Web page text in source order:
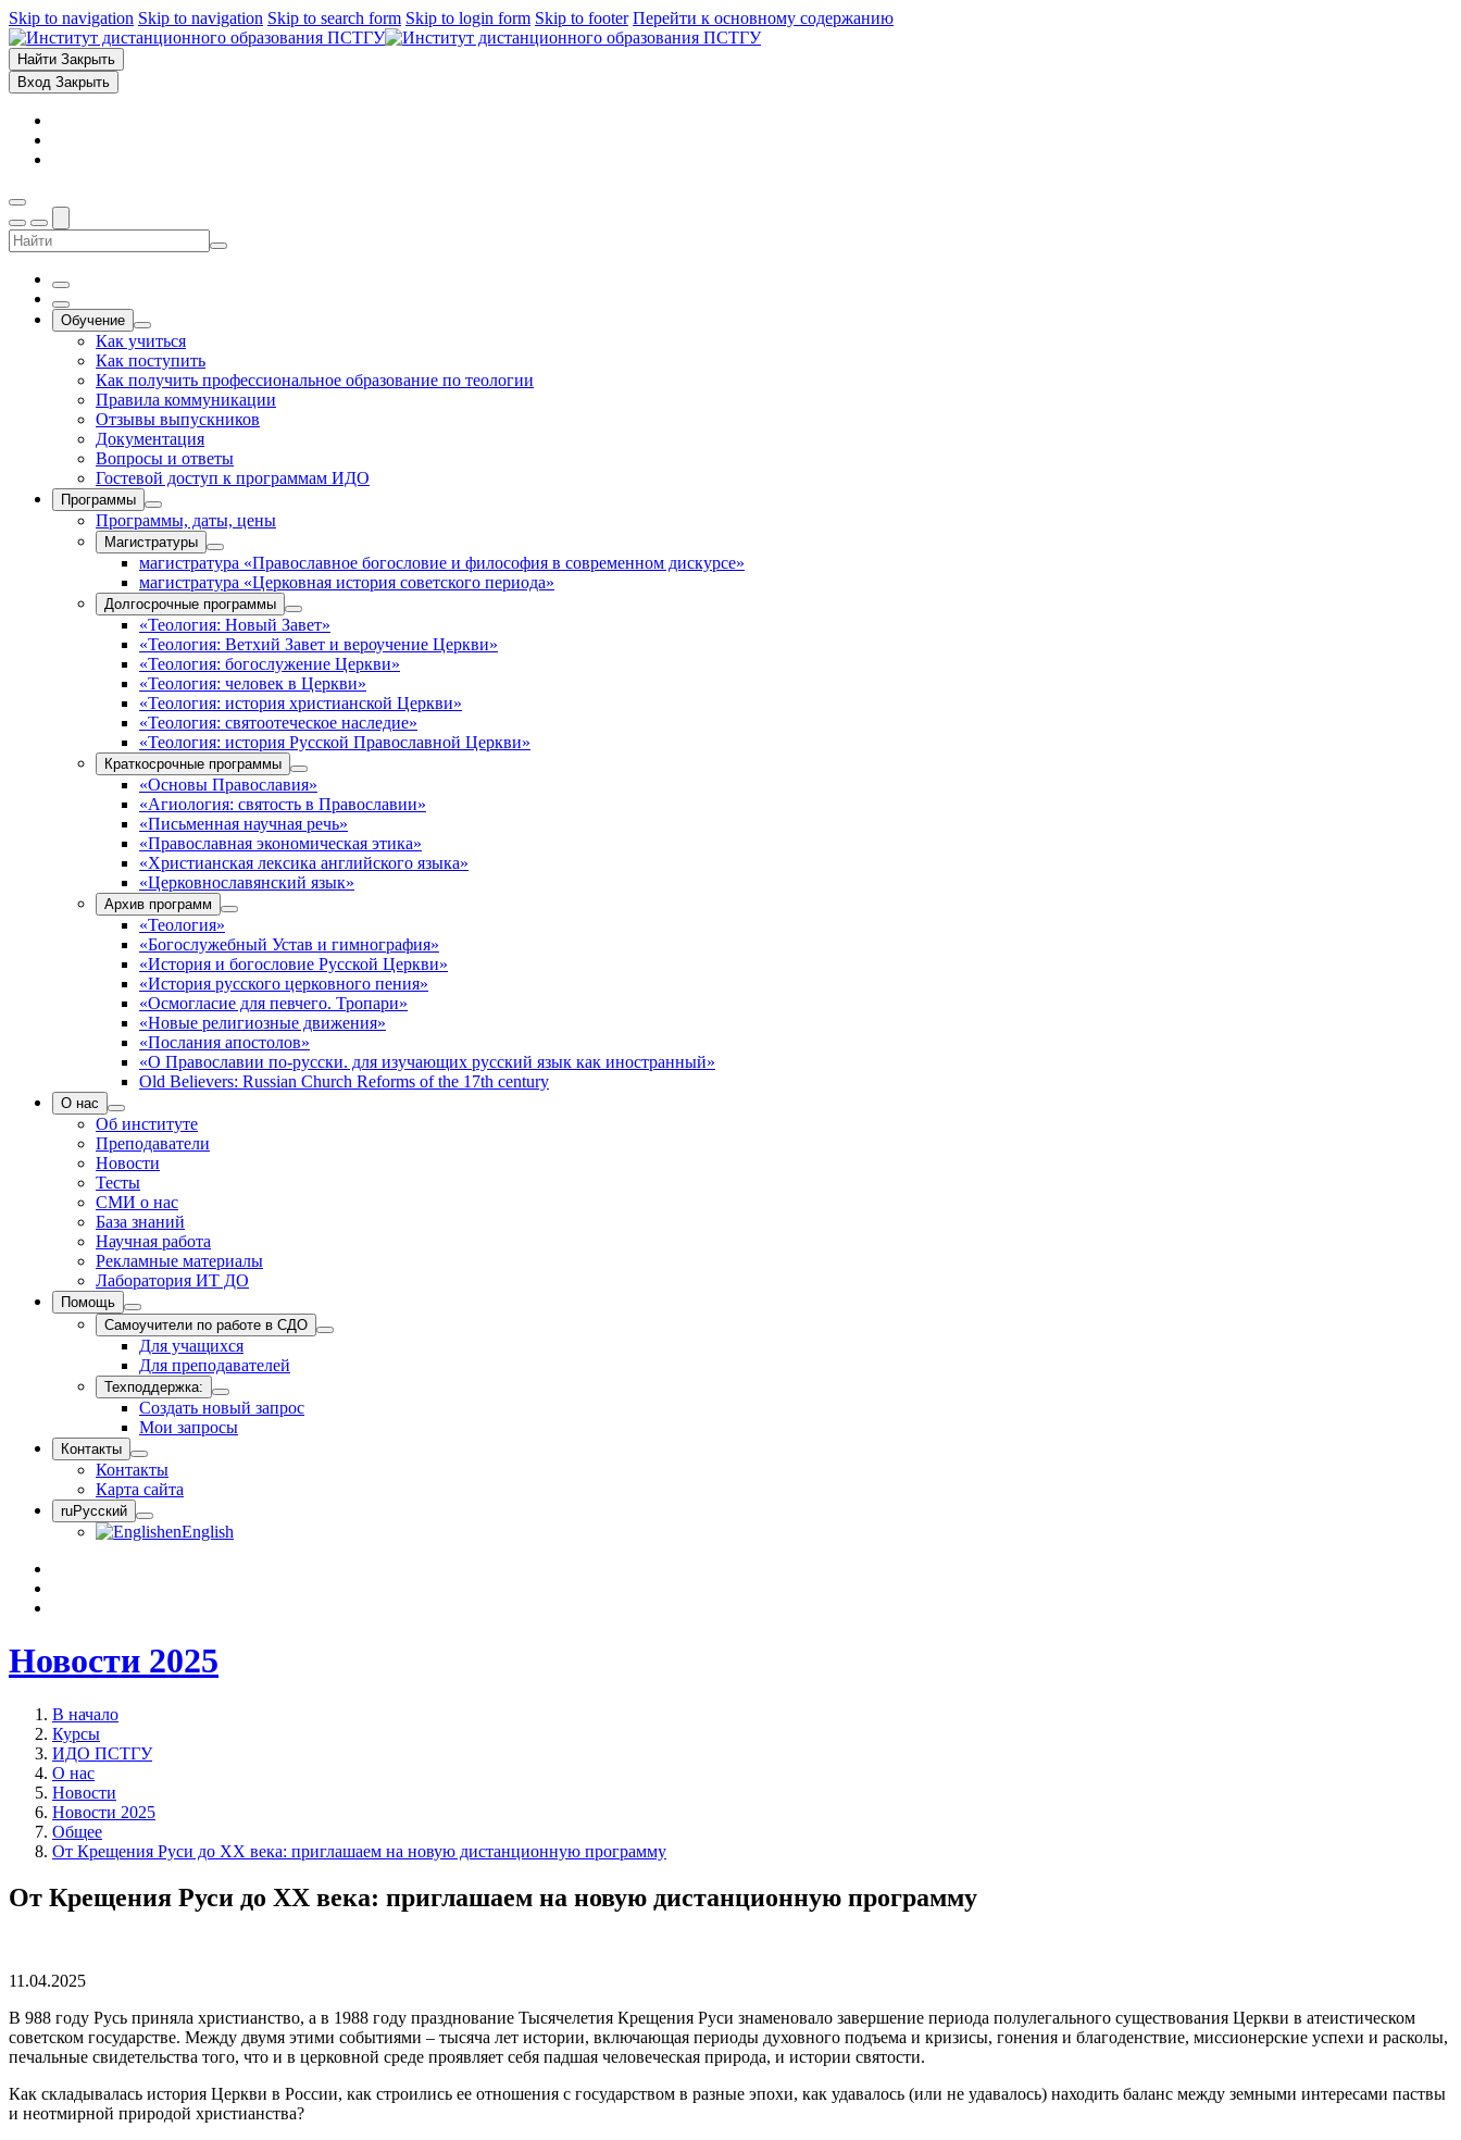
Skip to navigation Skip to navigation Skip to search form Skip to login form Skip to footer Перейти к основному содержанию
Найти Закрыть
Вход Закрыть
Обучение
Как учиться
Как поступить
Как получить профессиональное образование по теологии
Правила коммуникации
Отзывы выпускников
Документация
Вопросы и ответы
Гостевой доступ к программам ИДО
Программы
Программы, даты, цены
Магистратуры
магистратура «Православное богословие и философия в современном дискурсе»
магистратура «Церковная история советского периода»
Долгосрочные программы
«Теология: Новый Завет»
«Теология: Ветхий Завет и вероучение Церкви»
«Теология: богослужение Церкви»
«Теология: человек в Церкви»
«Теология: история христианской Церкви»
«Теология: святоотеческое наследие»
«Теология: история Русской Православной Церкви»
Краткосрочные программы
«Основы Православия»
«Агиология: святость в Православии»
«Письменная научная речь»
«Православная экономическая этика»
«Христианская лексика английского языка»
«Церковнославянский язык»
Архив программ
«Теология»
«Богослужебный Устав и гимнография»
«История и богословие Русской Церкви»
«История русского церковного пения»
«Осмогласие для певчего. Тропари»
«Новые религиозные движения»
«Послания апостолов»
«О Православии по-русски. для изучающих русский язык как иностранный»
Old Believers: Russian Church Reforms of the 17th century
О нас
Об институте
Преподаватели
Новости
Тесты
СМИ о нас
База знаний
Научная работа
Рекламные материалы
Лаборатория ИТ ДО
Помощь
Самоучители по работе в СДО
Для учащихся
Для преподавателей
Техподдержка:
Создать новый запрос
Мои запросы
Контакты
Контакты
Карта сайта
ruРусский
enEnglish
Новости 2025
В начало
Курсы
ИДО ПСТГУ
О нас
Новости
Новости 2025
Общее
От Крещения Руси до XX века: приглашаем на новую дистанционную программу
От Крещения Руси до XX века: приглашаем на новую дистанционную программу
11.04.2025
В 988 году Русь приняла христианство, а в 1988 году празднование Тысячелетия Крещения Руси знаменовало завершение периода полулегального существования Церкви в атеистическом
советском государстве. Между двумя этими событиями – тысяча лет истории, включающая периоды духовного подъема и кризисы, гонения и благоденствие, миссионерские успехи и расколы,
печальные свидетельства того, что и в церковной среде проявляет себя падшая человеческая природа, и истории святости.
Как складывалась история Церкви в России, как строились ее отношения с государством в разные эпохи, как удавалось (или не удавалось) находить баланс между земными интересами паствы
и неотмирной природой христианства?